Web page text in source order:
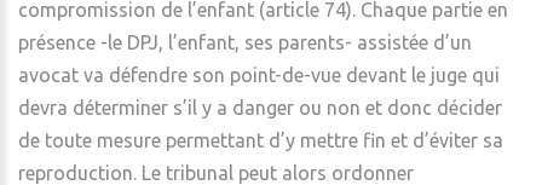
compromission de l’enfant (article 74). Chaque partie en
présence -le DPJ, l’enfant, ses parents- assistée d’un
avocat va défendre son point-de-vue devant le juge qui
devra déterminer s’il y a danger ou non et donc décider
de toute mesure permettant d’y mettre fin et d’éviter sa
reproduction. Le tribunal peut alors ordonner